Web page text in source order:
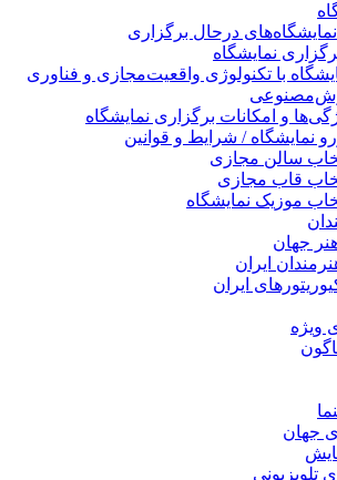
نمایشگاه‌های درحال برگزاری
نمایشگاه
با تکنولوژی واقعیت‌مجازی و فناوری
و امکانات برگزاری نمایشگاه
نمایشگاه / شرایط و قوانین
سالن مجازی
قاب مجازی
موزیک نمایشگاه
جهان
ایران
ایران
ویژه
جهان
تلویزیونی